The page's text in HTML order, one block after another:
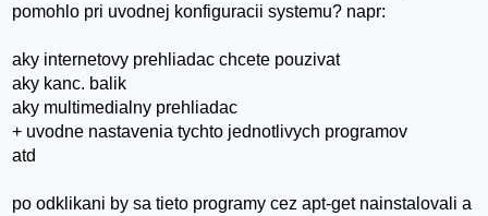
pomohlo pri uvodnej konfiguracii systemu? napr:
aky internetovy prehliadac chcete pouzivat
aky kanc. balik
aky multimedialny prehliadac
+ uvodne nastavenia tychto jednotlivych programov
atd
po odklikani by sa tieto programy cez apt-get nainstalovali a